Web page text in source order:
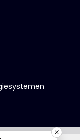
onze